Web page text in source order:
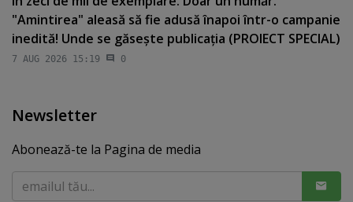
"Amintirea" aleasă să fie adusă înapoi într-o campanie
inedită! Unde se găseşte publicaţia (PROIECT SPECIAL)
7 AUG 2026 15:19 0
Newsletter
Abonează-te la Pagina de media